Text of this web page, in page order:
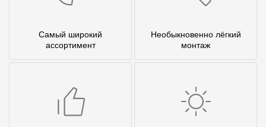
Самый широкий
ассортимент
Необыкновенно лёгкий
монтаж